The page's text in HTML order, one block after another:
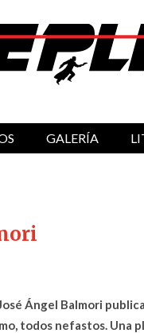
GALERÍA
Ángel Balmori
todos nefastos. Una